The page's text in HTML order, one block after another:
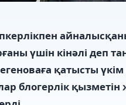
үшін кінәлі деп
қатысты
блогерлік қызметін